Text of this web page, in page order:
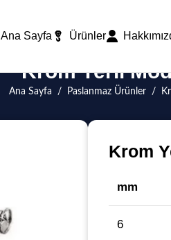
Ana Sayfa Ürünler
Krom Yerli
Ana Sayfa / Paslanmaz Ürünler /
Krom
mm
6